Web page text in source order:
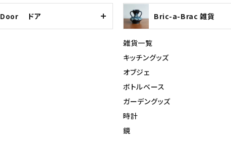
Door ドア Bric-a-Brac 雑貨
雑貨一覧
キッチングッズ
オブジェ
ボトルベース
ガーデングッズ
時計
鏡